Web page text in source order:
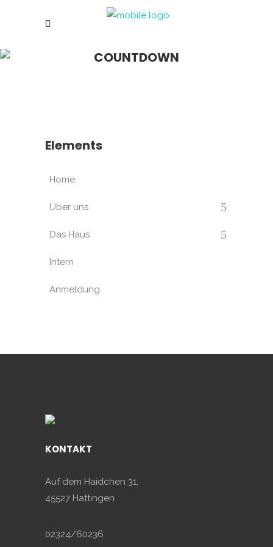
COUNTDOWN
Elements
Home
Über uns
Das Haus
Intern
Anmeldung
KONTAKT
Auf dem Haidchen 31,
45527 Hattingen
02324/60236